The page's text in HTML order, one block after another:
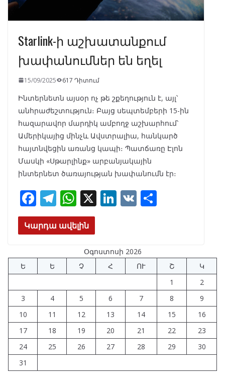
Starlink-ի աշխատանքում
խափանումներ են եղել
15/09/2025 617 Դիտում
Ինտերնետն այսօր ոչ թե շքեղություն է, այլ՝
անհրաժեշտություն։ Բայց սեպտեմբերի 15-ին
հազարավոր մարդիկ ամբողջ աշխարհում՝
Ամերիկայից մինչև Ավստրալիա, հանկարծ
հայտնվեցին առանց կապի։ Պատճառը Էլոն
Մասկի «Սթարլինք» արբանյակային
ինտերնետ ծառայության խափանումն էր։
F
ac
e
o
o
k
T
el
e
a
m
W
h
at
A
p
p
X Li
e
dI
n
V
Կարդա ավելին
Օգոստոսի 2026
Ե
Ե Չ Հ ՈՒ Շ
Կ
1
2
3
4 5 6 7 8
9
10
11 12 13 14 15
16
17
18 19 20 21 22
23
24
25 26 27 28 29
30
31